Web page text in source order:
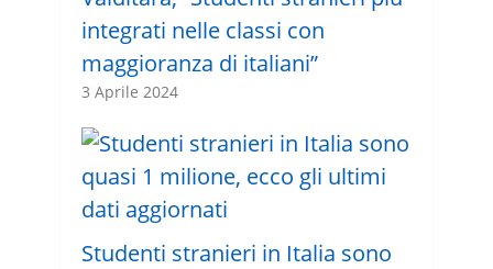
integrati nelle classi con
maggioranza di italiani”
3 Aprile 2024
Studenti stranieri in Italia sono